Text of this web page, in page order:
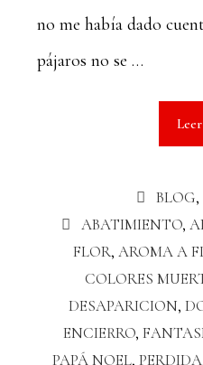
no me había dado
pájaros no se …
BLOG,
ABATIMIENTO,
FLOR, AROMA A
COLORES
DESAPARICION,
ENCIERRO,
PAPÁ NOEL, PERDIDA